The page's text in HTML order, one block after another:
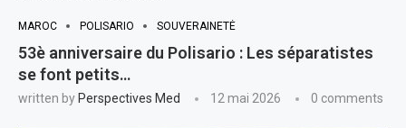
MAROC POLISARIO SOUVERAINETÉ
53è anniversaire du Polisario : Les séparatistes
se font petits…
written by Perspectives Med 12 mai 2026 0 comments